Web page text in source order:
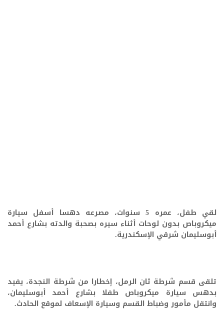
لقي طفل، عمره 5 سنوات، مصرعه دهسا أسفل سيارة
ميكروباص بدون لوحات أثناء سيره بصحبة والدته بشارع أحمد
أبوسليمان شرقي الإسكندرية.
تلقى قسم شرطة ثان الرمل، إخطارا من شرطة النجدة، يفيد
بدهس سيارة ميكروباص طفلا بشارع أحمد أبوسليمان،
وانتقل مأمور وضباط القسم وسيارة الإسعاف لموقع الحادث.